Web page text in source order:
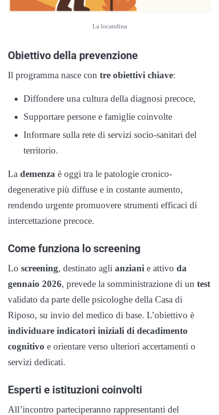
La locandina
Obiettivo della prevenzione
Il programma nasce con tre obiettivi chiave:
Diffondere una cultura della diagnosi precoce,
Supportare persone e famiglie coinvolte
Informare sulla rete di servizi socio-sanitari del
territorio.
La demenza è oggi tra le patologie cronico-
degenerative più diffuse e in costante aumento,
rendendo urgente promuovere strumenti efficaci di
intercettazione precoce.
Come funziona lo screening
Lo screening, destinato agli anziani e attivo da
gennaio 2026, prevede la somministrazione di un test
validato da parte delle psicologhe della Casa di
Riposo, su invio del medico di base. L’obiettivo è
individuare indicatori iniziali di decadimento
cognitivo e orientare verso ulteriori accertamenti o
servizi dedicati.
Esperti e istituzioni coinvolti
All’incontro parteciperanno rappresentanti del